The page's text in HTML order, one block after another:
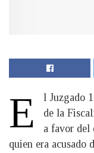
E
l Juzgado
de la
a favor del
quien era acusado